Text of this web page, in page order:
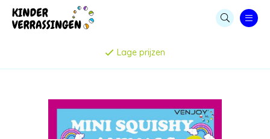
Lage prijzen
CAPSULE AUTOMATEN
KAUWGOMBALLEN & SNOEP
STUITERBALLEN